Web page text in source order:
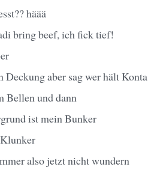
häää
bring beef, ich fick tief!
Deckung aber sag wer hält Konta
Bellen und dann
ist mein Bunker
also jetzt nicht wundern